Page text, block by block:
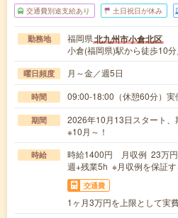
交通費別途支給あり 土日祝日が休み
勤務地 福岡県北九州市小倉北区
小倉(福岡県)駅から徒歩10
曜日頻度 月～金／週5日
時間 09:00-18:00（休憩60分）実
期間
2026年10月13日スタート
※10月～！
時給
時給1400円 月収例 23万
週+残業5h ※月収例を保証す
交通費
1ヶ月3万円を上限として実